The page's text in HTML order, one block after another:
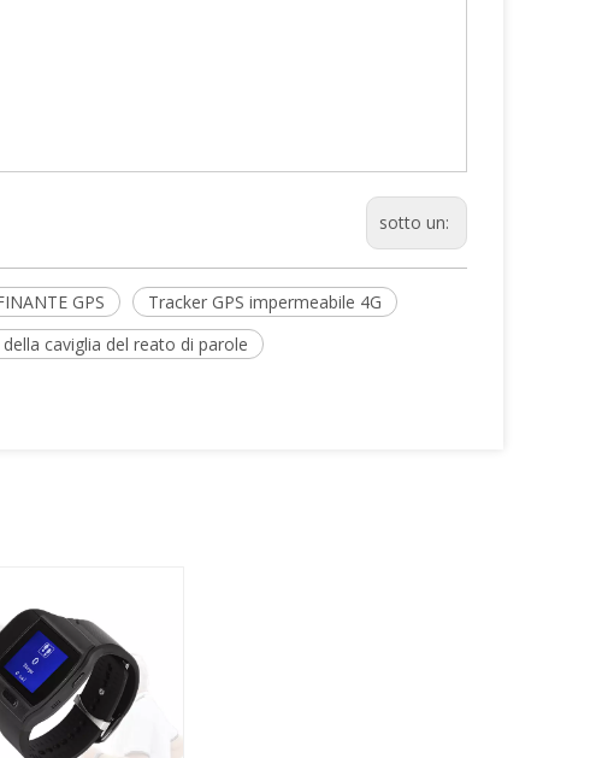
sotto un:
GPS
Tracker GPS impermeabile 4G
caviglia del reato di parole